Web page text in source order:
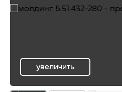
увеличить